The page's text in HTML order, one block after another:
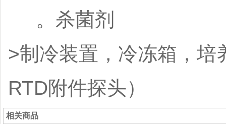
。杀菌剂
>制冷装置，冷冻箱，
RTD附件探头）
相关商品